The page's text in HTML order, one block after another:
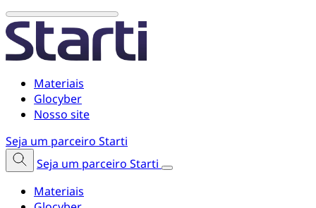
Materiais
Glocyber
Nosso site
Seja um parceiro Starti
Seja um parceiro Starti
Materiais